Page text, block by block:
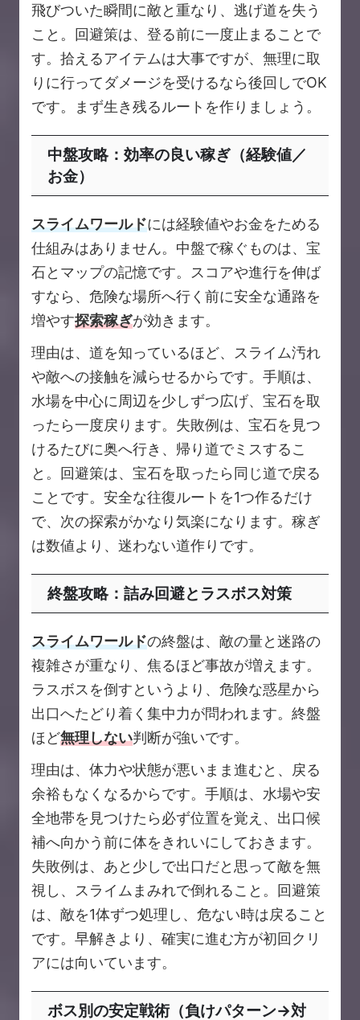
飛びついた瞬間に敵と重なり、逃げ道を失う
こと。回避策は、登る前に一度止まることで
す。拾えるアイテムは大事ですが、無理に取
りに行ってダメージを受けるなら後回しでOK
です。まず生き残るルートを作りましょう。
中盤攻略：効率の良い稼ぎ（経験値／
お金）
スライムワールドには経験値やお金をためる
仕組みはありません。中盤で稼ぐものは、宝
石とマップの記憶です。スコアや進行を伸ば
すなら、危険な場所へ行く前に安全な通路を
増やす探索稼ぎが効きます。
理由は、道を知っているほど、スライム汚れ
や敵への接触を減らせるからです。手順は、
水場を中心に周辺を少しずつ広げ、宝石を取
ったら一度戻ります。失敗例は、宝石を見つ
けるたびに奥へ行き、帰り道でミスするこ
と。回避策は、宝石を取ったら同じ道で戻る
ことです。安全な往復ルートを1つ作るだけ
で、次の探索がかなり気楽になります。稼ぎ
は数値より、迷わない道作りです。
終盤攻略：詰み回避とラスボス対策
スライムワールドの終盤は、敵の量と迷路の
複雑さが重なり、焦るほど事故が増えます。
ラスボスを倒すというより、危険な惑星から
出口へたどり着く集中力が問われます。終盤
ほど無理しない判断が強いです。
理由は、体力や状態が悪いまま進むと、戻る
余裕もなくなるからです。手順は、水場や安
全地帯を見つけたら必ず位置を覚え、出口候
補へ向かう前に体をきれいにしておきます。
失敗例は、あと少しで出口だと思って敵を無
視し、スライムまみれで倒れること。回避策
は、敵を1体ずつ処理し、危ない時は戻ること
です。早解きより、確実に進む方が初回クリ
アには向いています。
ボス別の安定戦術（負けパターン→対